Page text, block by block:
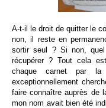
A-t-il le droit de quitter le
non, il reste en
sortir seul ? Si non,
récupérer ? Tout cela
chaque carnet par la
exceptionnellement
faire connaître auprès de
mon nom avait bien été